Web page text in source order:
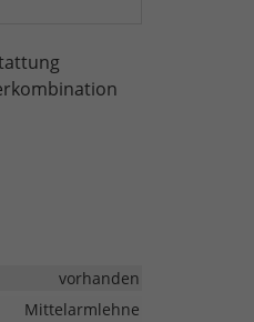
vorhanden
Mittelarmlehne